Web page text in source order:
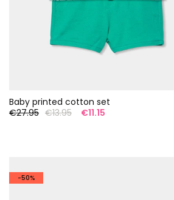
Baby printed cotton set
€27.95 €13.95 €11.15
-50%